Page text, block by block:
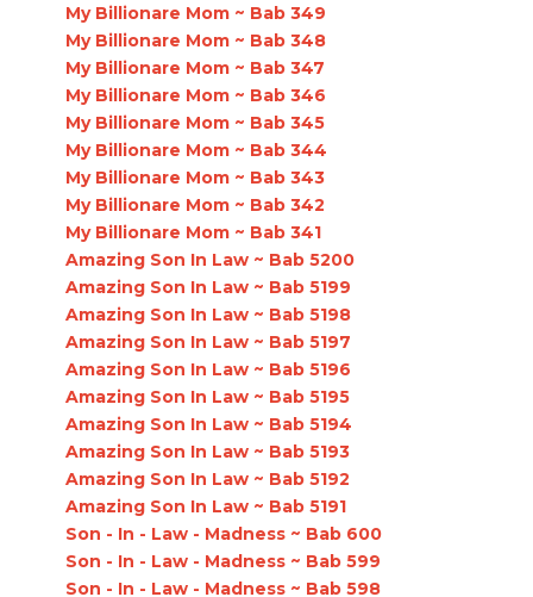
My Billionare Mom ~ Bab 349
My Billionare Mom ~ Bab 348
My Billionare Mom ~ Bab 347
My Billionare Mom ~ Bab 346
My Billionare Mom ~ Bab 345
My Billionare Mom ~ Bab 344
My Billionare Mom ~ Bab 343
My Billionare Mom ~ Bab 342
My Billionare Mom ~ Bab 341
Amazing Son In Law ~ Bab 5200
Amazing Son In Law ~ Bab 5199
Amazing Son In Law ~ Bab 5198
Amazing Son In Law ~ Bab 5197
Amazing Son In Law ~ Bab 5196
Amazing Son In Law ~ Bab 5195
Amazing Son In Law ~ Bab 5194
Amazing Son In Law ~ Bab 5193
Amazing Son In Law ~ Bab 5192
Amazing Son In Law ~ Bab 5191
Son - In - Law - Madness ~ Bab 600
Son - In - Law - Madness ~ Bab 599
Son - In - Law - Madness ~ Bab 598